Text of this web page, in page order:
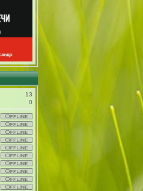
13
0